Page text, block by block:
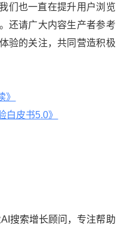
们也一直在提升用户浏览
还请广大内容生产者参考
验的关注，共同营造积极
》
白皮书5.0》
搜索增长顾问，专注帮助